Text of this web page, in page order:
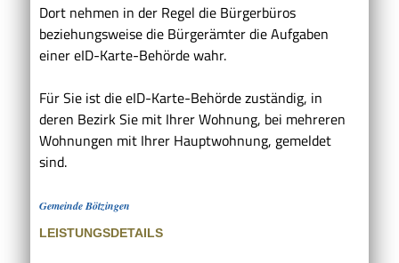
Dort nehmen in der Regel die Bürgerbüros
beziehungsweise die Bürgerämter die Aufgaben
einer eID-Karte-Behörde wahr.
Für Sie ist dieeID-Karte-Behördezuständig, in
deren Bezirk Sie mit Ihrer Wohnung, bei mehreren
Wohnungen mit Ihrer Hauptwohnung, gemeldet
sind.
Gemeinde Bötzingen
LEISTUNGSDETAILS